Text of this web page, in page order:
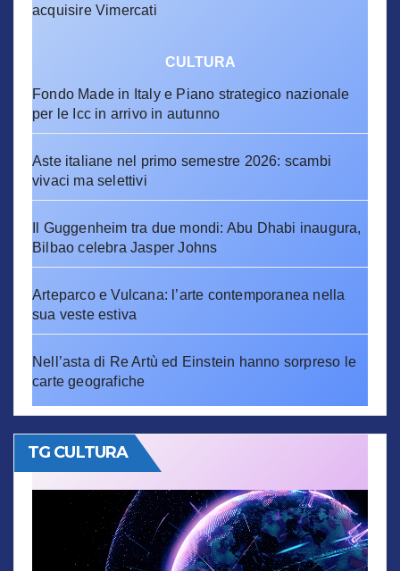
acquisire Vimercati
CULTURA
Fondo Made in Italy e Piano strategico nazionale
per le Icc in arrivo in autunno
Aste italiane nel primo semestre 2026: scambi
vivaci ma selettivi
Il Guggenheim tra due mondi: Abu Dhabi inaugura,
Bilbao celebra Jasper Johns
Arteparco e Vulcana: l’arte contemporanea nella
sua veste estiva
Nell’asta di Re Artù ed Einstein hanno sorpreso le
carte geografiche
TG CULTURA